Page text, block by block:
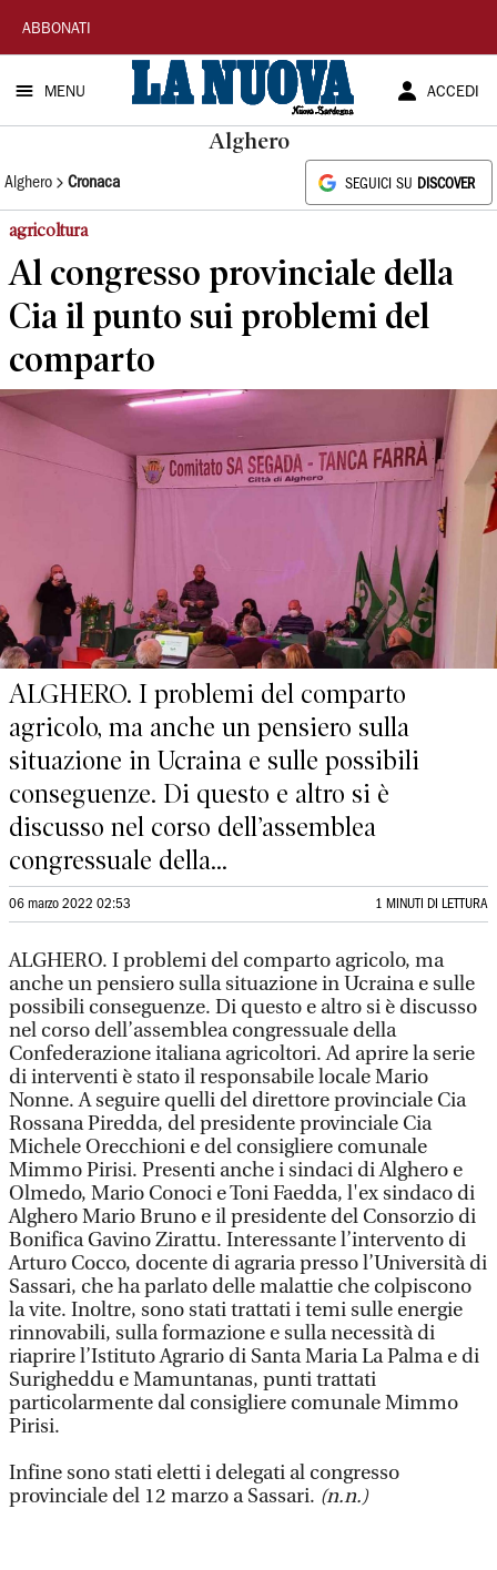
La
Nuova
Sardegna
ABBONATI
MENU ACCEDI
Alghero
Alghero Cronaca SEGUICI SU DISCOVER
agricoltura
Al congresso provinciale della
Cia il punto sui problemi del
comparto
ALGHERO. I problemi del comparto
agricolo, ma anche un pensiero sulla
situazione in Ucraina e sulle possibili
conseguenze. Di questo e altro si è
discusso nel corso dell’assemblea
congressuale della...
06 marzo 2022 02:53 1 MINUTI DI LETTURA
ALGHERO. I problemi del comparto agricolo, ma
anche un pensiero sulla situazione in Ucraina e sulle
possibili conseguenze. Di questo e altro si è discusso
nel corso dell’assemblea congressuale della
Confederazione italiana agricoltori. Ad aprire la serie
di interventi è stato il responsabile locale Mario
Nonne. A seguire quelli del direttore provinciale Cia
Rossana Piredda, del presidente provinciale Cia
Michele Orecchioni e del consigliere comunale
Mimmo Pirisi. Presenti anche i sindaci di Alghero e
Olmedo, Mario Conoci e Toni Faedda, l'ex sindaco di
Alghero Mario Bruno e il presidente del Consorzio di
Bonifica Gavino Zirattu. Interessante l’intervento di
Arturo Cocco, docente di agraria presso l’Università di
Sassari, che ha parlato delle malattie che colpiscono
la vite. Inoltre, sono stati trattati i temi sulle energie
rinnovabili, sulla formazione e sulla necessità di
riaprire l’Istituto Agrario di Santa Maria La Palma e di
Surigheddu e Mamuntanas, punti trattati
particolarmente dal consigliere comunale Mimmo
Pirisi.
Infine sono stati eletti i delegati al congresso
provinciale del 12 marzo a Sassari. (n.n.)